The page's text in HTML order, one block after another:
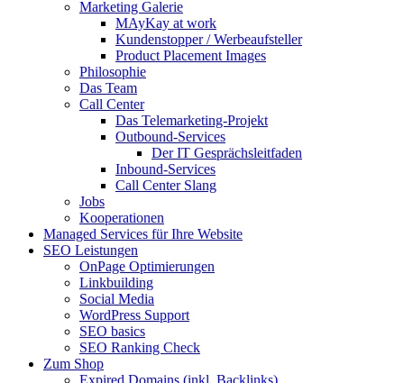
Marketing Galerie
MAyKay at work
Kundenstopper / Werbeaufsteller
Product Placement Images
Philosophie
Das Team
Call Center
Das Telemarketing-Projekt
Outbound-Services
Der IT Gesprächsleitfaden
Inbound-Services
Call Center Slang
Jobs
Kooperationen
Managed Services für Ihre Website
SEO Leistungen
OnPage Optimierungen
Linkbuilding
Social Media
WordPress Support
SEO basics
SEO Ranking Check
Zum Shop